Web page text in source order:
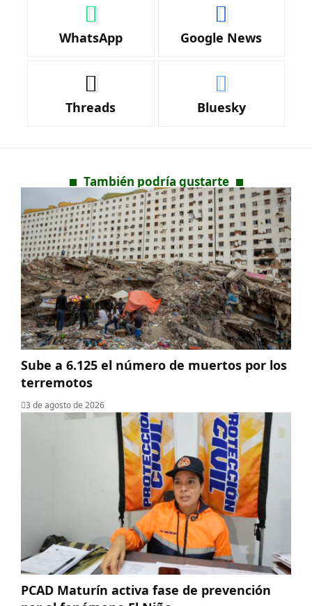
WhatsApp Google News
Threads Bluesky
También podría gustarte
Sube a 6.125 el número de muertos por los
terremotos
3 de agosto de 2026
PCAD Maturín activa fase de prevención